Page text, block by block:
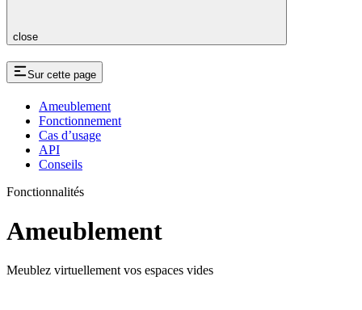
close
Sur cette page
Ameublement
Fonctionnement
Cas d’usage
API
Conseils
Fonctionnalités
Ameublement
Meublez virtuellement vos espaces vides